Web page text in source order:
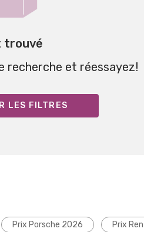
trouvé
recherche et réessayez!
LES FILTRES
Prix Porsche 2026 Prix